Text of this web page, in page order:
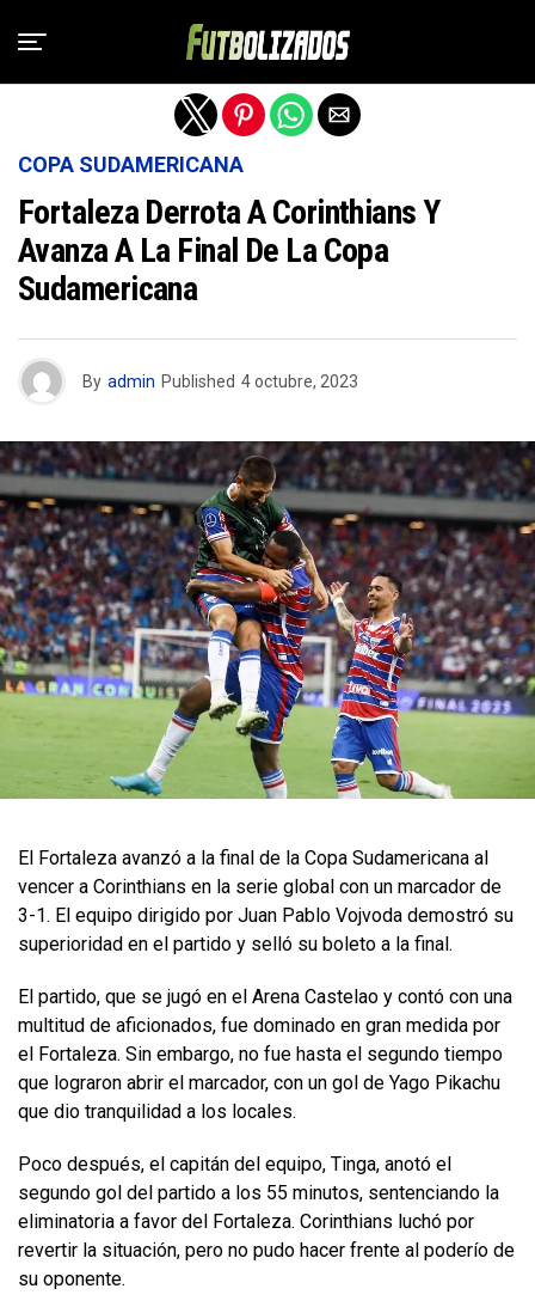
COPA SUDAMERICANA
Fortaleza Derrota A Corinthians Y
Avanza A La Final De La Copa
Sudamericana
By admin Published 4 octubre, 2023
El Fortaleza avanzó a la final de la Copa Sudamericana al
vencer a Corinthians en la serie global con un marcador de
3-1. El equipo dirigido por Juan Pablo Vojvoda demostró su
superioridad en el partido y selló su boleto a la final.
El partido, que se jugó en el Arena Castelao y contó con una
multitud de aficionados, fue dominado en gran medida por
el Fortaleza. Sin embargo, no fue hasta el segundo tiempo
que lograron abrir el marcador, con un gol de Yago Pikachu
que dio tranquilidad a los locales.
Poco después, el capitán del equipo, Tinga, anotó el
segundo gol del partido a los 55 minutos, sentenciando la
eliminatoria a favor del Fortaleza. Corinthians luchó por
revertir la situación, pero no pudo hacer frente al poderío de
su oponente.
Salir de la versión móvil